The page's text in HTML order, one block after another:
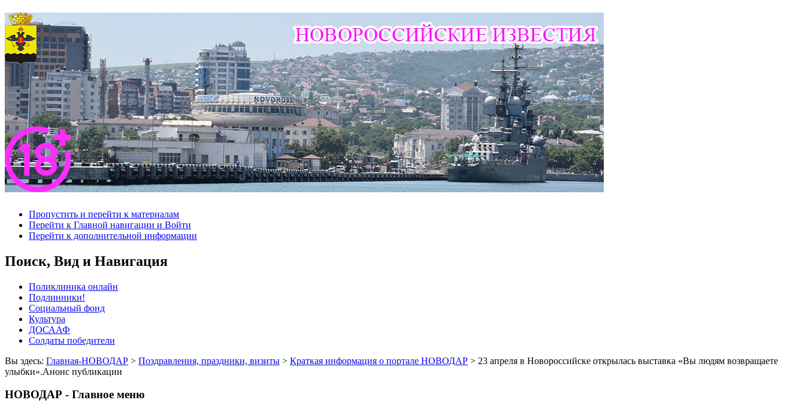
Пропустить и перейти к материалам
Перейти к Главной навигации и Войти
Перейти к дополнительной информации
Поиск, Вид и Навигация
Поликлиника онлайн
Подлинники!
Социальный фонд
Культура
ДОСААФ
Солдаты победители
Вы здесь: Главная-НОВОДАР > Поздравления, праздники, визиты > Краткая информация о портале НОВОДАР > 23 апреля в Новороссийске открылась выставка «Вы людям возвращаете
улыбки».Анонс публикации
НОВОДАР - Главное меню